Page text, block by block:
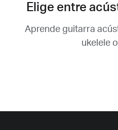
Elige entre
Aprende guitarra
ukelele